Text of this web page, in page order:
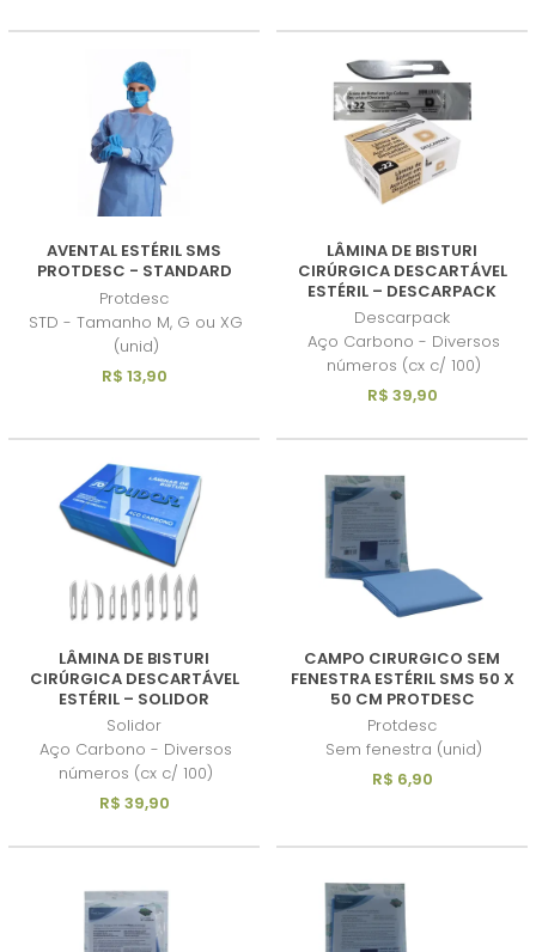
AVENTAL ESTÉRIL SMS
PROTDESC - STANDARD
Protdesc
STD - Tamanho M, G ou XG
(unid)
R$ 13,90
LÂMINA DE BISTURI
CIRÚRGICA DESCARTÁVEL
ESTÉRIL – DESCARPACK
Descarpack
Aço Carbono - Diversos
números (cx c/ 100)
R$ 39,90
LÂMINA DE BISTURI
CIRÚRGICA DESCARTÁVEL
ESTÉRIL – SOLIDOR
Solidor
Aço Carbono - Diversos
números (cx c/ 100)
R$ 39,90
CAMPO CIRURGICO SEM
FENESTRA ESTÉRIL SMS 50 X
50 CM PROTDESC
Protdesc
Sem fenestra (unid)
R$ 6,90